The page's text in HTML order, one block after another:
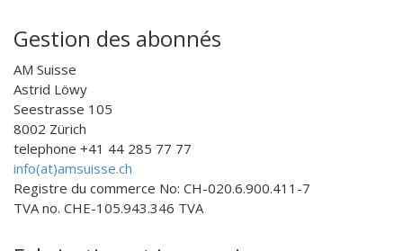
Gestion des abonnés
AM Suisse
Astrid Löwy
Seestrasse 105
8002 Zürich
telephone +41 44 285 77 77
info(at)amsuisse.ch
Registre du commerce No: CH-020.6.900.411-7
TVA no. CHE-105.943.346 TVA